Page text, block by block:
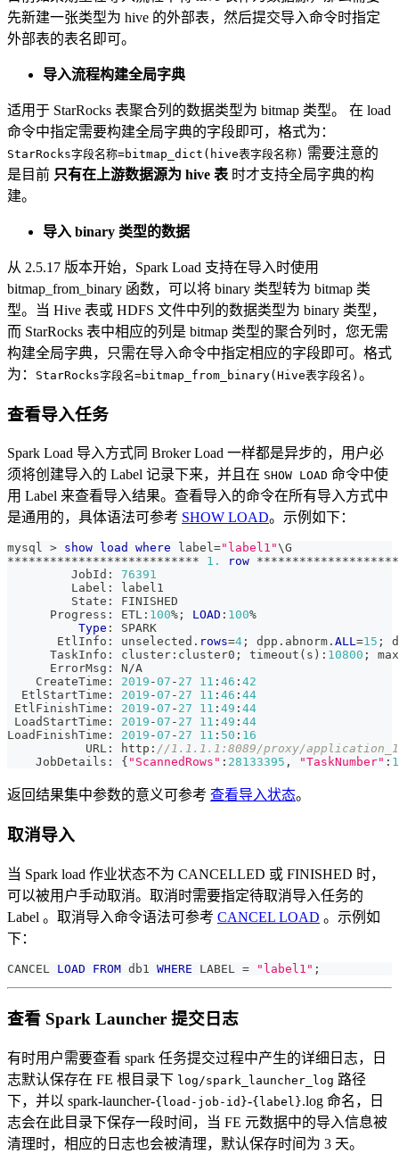
先新建一张类型为 hive 的外部表，然后提交导入命令时指定
外部表的表名即可。
导入流程构建全局字典
适用于 StarRocks 表聚合列的数据类型为 bitmap 类型。 在 load
命令中指定需要构建全局字典的字段即可，格式为：
StarRocks字段名称=bitmap_dict(hive表字段名称) 需要注意的
是目前 只有在上游数据源为 hive 表 时才支持全局字典的构
建。
导入 binary 类型的数据
从 2.5.17 版本开始，Spark Load 支持在导入时使用
bitmap_from_binary 函数，可以将 binary 类型转为 bitmap 类
型。当 Hive 表或 HDFS 文件中列的数据类型为 binary 类型，
而 StarRocks 表中相应的列是 bitmap 类型的聚合列时，您无需
构建全局字典，只需在导入命令中指定相应的字段即可。格式
为：
StarRocks字段名=bitmap_from_binary(Hive表字段名) 。
查看导入任务
Spark Load 导入方式同 Broker Load 一样都是异步的，用户必
须将创建导入的 Label 记录下来，并且在 SHOW LOAD 命令中使
用 Label 来查看导入结果。查看导入的命令在所有导入方式中
是通用的，具体语法可参考 SHOW LOAD。示例如下：
mysql > show load where label="label1"\G
*************************** 1. row ********************
         JobId:
76391
         Label: label1
         State: FINISHED
      Progress: ETL:
100% ; LOAD : 100%
Type : SPARK
       EtlInfo: unselected
. rows=4 ; dpp . abnorm . ALL=15 ;
      TaskInfo: cluster:cluster0
; timeout ( s ) : 10800 ;
      ErrorMsg: N
/A
    CreateTime:
2019 -07 - 27 11 : 46 : 42
  EtlStartTime:
2019 -07 - 27 11 : 46 : 44
EtlFinishTime: 2019 -07 - 27 11 : 49 : 44
LoadStartTime: 2019 -07 - 27 11 : 49 : 44
LoadFinishTime: 2019 -07 - 27 11 : 50 : 16
           URL: http:
//1.1.1.1:8089/proxy/
    JobDetails: {
"ScannedRows" : 28133395 , "TaskNumber" : 1
返回结果集中参数的意义可参考 查看导入状态。
取消导入
当 Spark load 作业状态不为 CANCELLED 或 FINISHED 时，
可以被用户手动取消。取消时需要指定待取消导入任务的
Label 。取消导入命令语法可参考 CANCEL LOAD 。示例如
下：
CANCEL LOAD FROM db1 WHERE LABEL = "label1" ;
查看 Spark Launcher 提交日志
有时用户需要查看 spark 任务提交过程中产生的详细日志，日
志默认保存在 FE 根目录下 log/spark_launcher_log 路径
下，并以 spark-launcher-{load-job-id}-{label}.log 命名，日
志会在此目录下保存一段时间，当 FE 元数据中的导入信息被
清理时，相应的日志也会被清理，默认保存时间为 3 天。